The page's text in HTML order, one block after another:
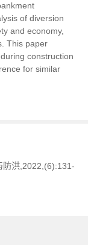
of diversion
and economy,
This paper
construction
for similar
防洪,2022,(6):131-